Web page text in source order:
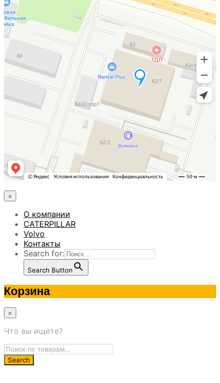
×
О компании
CATERPILLAR
Volvo
Контакты
Search for:
Search Button
Корзина
×
Что вы ищете?